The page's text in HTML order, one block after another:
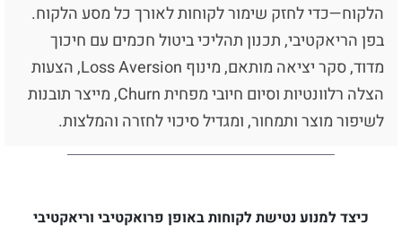
הלקוח—כדי לחזק שימור לקוחות לאורך כל מסע הלקוח.
בפן הריאקטיבי, תכנון תהליכי ביטול חכמים עם חיכוך
מדוד, סקר יציאה מותאם, מינוף Loss Aversion, הצעות
הצלה רלוונטיות וסיום חיובי מפחית Churn, מייצר תובנות
לשיפור מוצר ותמחור, ומגדיל סיכוי לחזרה והמלצות.
כיצד למנוע נטישת לקוחות באופן פרואקטיבי וריאקטיבי